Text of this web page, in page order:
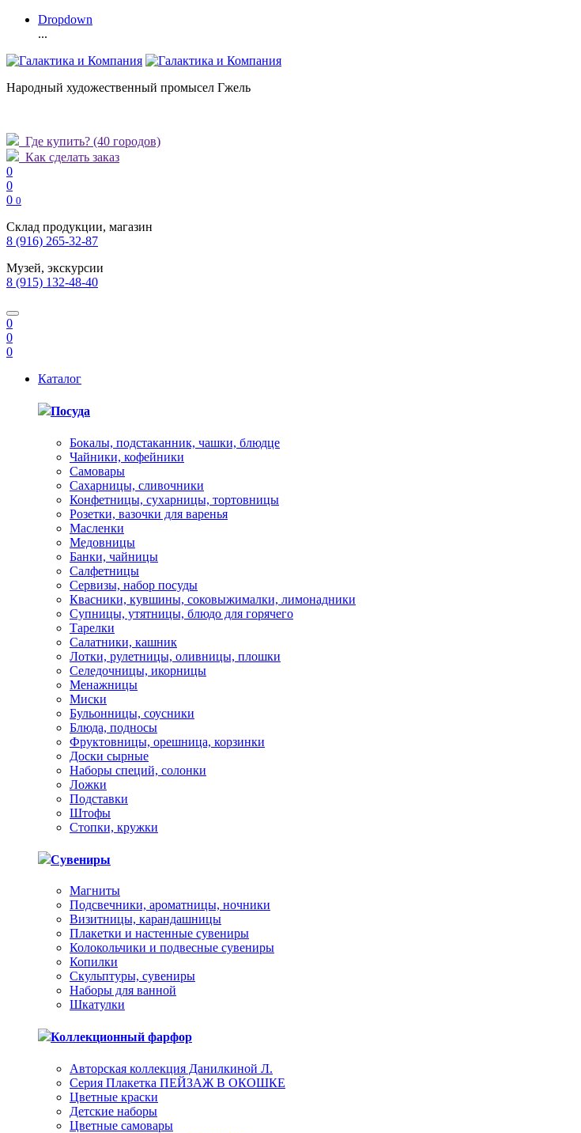
Dropdown
...
Народный художественный промысел Гжель
Где купить? (40 городов)
Как сделать заказ
0
0
0 0
Склад продукции, магазин
8 (916) 265-32-87
Музей, экскурсии
8 (915) 132-48-40
0
0
0
Каталог
Посуда
Бокалы, подстаканник, чашки, блюдце
Чайники, кофейники
Самовары
Сахарницы, сливочники
Конфетницы, сухарницы, тортовницы
Розетки, вазочки для варенья
Масленки
Медовницы
Банки, чайницы
Салфетницы
Сервизы, набор посуды
Квасники, кувшины, соковыжималки, лимонадники
Супницы, утятницы, блюдо для горячего
Тарелки
Салатники, кашник
Лотки, рулетницы, оливницы, плошки
Селедочницы, икорницы
Менажницы
Миски
Бульонницы, соусники
Блюда, подносы
Фруктовницы, орешница, корзинки
Доски сырные
Наборы специй, солонки
Ложки
Подставки
Штофы
Стопки, кружки
Сувениры
Магниты
Подсвечники, ароматницы, ночники
Визитницы, карандашницы
Плакетки и настенные сувениры
Колокольчики и подвесные сувениры
Копилки
Скульптуры, сувениры
Наборы для ванной
Шкатулки
Коллекционный фарфор
Авторская коллекция Данилкиной Л.
Серия Плакетка ПЕЙЗАЖ В ОКОШКЕ
Цветные краски
Детские наборы
Цветные самовары